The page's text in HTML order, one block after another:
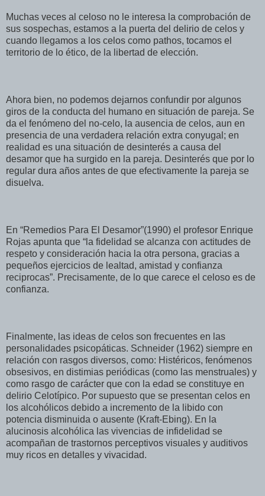
Muchas veces al celoso no le interesa la comprobación de
sus sospechas, estamos a la puerta del delirio de celos y
cuando llegamos a los celos como pathos, tocamos el
territorio de lo ético, de la libertad de elección.
Ahora bien, no podemos dejarnos confundir por algunos
giros de la conducta del humano en situación de pareja. Se
da el fenómeno del no-celo, la ausencia de celos, aun en
presencia de una verdadera relación extra conyugal; en
realidad es una situación de desinterés a causa del
desamor que ha surgido en la pareja. Desinterés que por lo
regular dura años antes de que efectivamente la pareja se
disuelva.
En “Remedios Para El Desamor”(1990) el profesor Enrique
Rojas apunta que “la fidelidad se alcanza con actitudes de
respeto y consideración hacia la otra persona, gracias a
pequeños ejercicios de lealtad, amistad y confianza
reciprocas”. Precisamente, de lo que carece el celoso es de
confianza.
Finalmente, las ideas de celos son frecuentes en las
personalidades psicopáticas. Schneider (1962) siempre en
relación con rasgos diversos, como: Histéricos, fenómenos
obsesivos, en distimias periódicas (como las menstruales) y
como rasgo de carácter que con la edad se constituye en
delirio Celotípico. Por supuesto que se presentan celos en
los alcohólicos debido a incremento de la libido con
potencia disminuida o ausente (Kraft-Ebing). En la
alucinosis alcohólica las vivencias de infidelidad se
acompañan de trastornos perceptivos visuales y auditivos
muy ricos en detalles y vivacidad.